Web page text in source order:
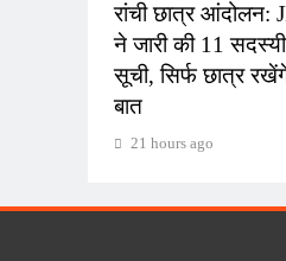
रांची छात्र आंदोलन:
ने जारी की 11
सूची, सिर्फ छात्र
बात
21 hours ago